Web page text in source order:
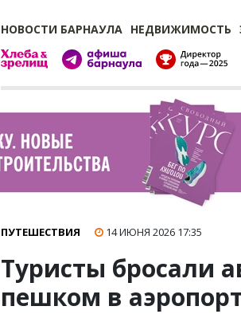
НОВОСТИ БАРНАУЛА НЕДВИЖИМОСТЬ
ПУТЕШЕСТВИЯ 14 ИЮНЯ 2026 17:35
Туристы бросали
пешком в